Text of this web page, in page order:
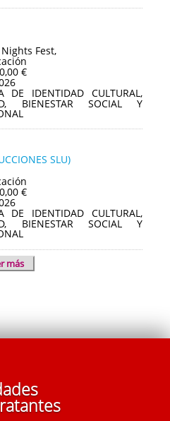
Fest,
€
DE IDENTIDAD CULTURAL,
BIENESTAR SOCIAL Y
SLU)
€
DE IDENTIDAD CULTURAL,
BIENESTAR SOCIAL Y
más